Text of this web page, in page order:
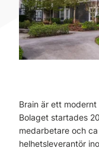
Brain är ett
Bolaget startades
medarbetare och
helhetsleverantör